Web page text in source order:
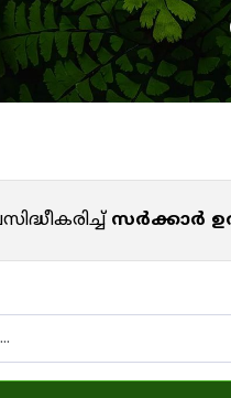
സർക്കാർ